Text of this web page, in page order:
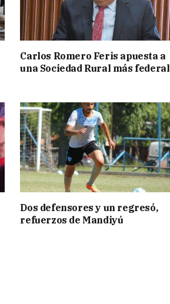
Carlos Romero Feris apuesta a
una Sociedad Rural más federal
Dos defensores y un regresó,
refuerzos de Mandiyú